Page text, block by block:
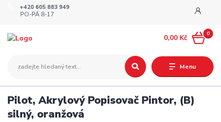
Menu
+420 605 883 949
PO-PÁ 8-17
0
0,00 Kč
Pilot, Akrylový Popisovač Pintor, (B)
silný, oranžová